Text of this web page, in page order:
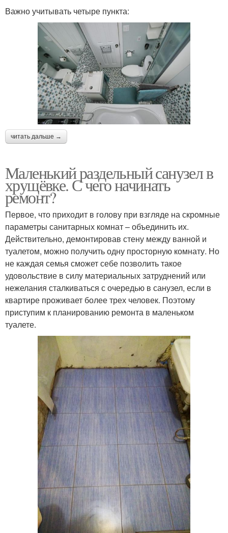
Важно учитывать четыре пункта:
читать дальше →
Маленький раздельный санузел в
хрущёвке. С чего начинать
ремонт?
Первое, что приходит в голову при взгляде на скромные
параметры санитарных комнат – объединить их.
Действительно, демонтировав стену между ванной и
туалетом, можно получить одну просторную комнату. Но
не каждая семья сможет себе позволить такое
удовольствие в силу материальных затруднений или
нежелания сталкиваться с очередью в санузел, если в
квартире проживает более трех человек. Поэтому
приступим к планированию ремонта в маленьком
туалете.